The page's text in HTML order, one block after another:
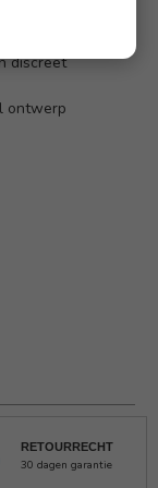
discreet
ontwerp
RETOURRECHT
30 dagen garantie